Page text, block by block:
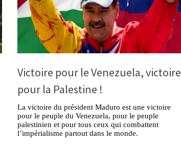
Victoire pour le Venezuela, victoire
pour la Palestine !
La victoire du président Maduro est une victoire
pour le peuple du Venezuela, pour le peuple
palestinien et pour tous ceux qui combattent
l’impérialisme partout dans le monde.